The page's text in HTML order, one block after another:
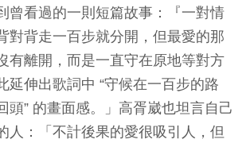
曾看過的一則短篇故事：『一對情
對背走一百步就分開，但最愛的那
有離開，而是一直守在原地等對方
延伸出歌詞中 “守候在一百步的路
頭” 的畫面感。」高胥崴也坦言自己
人：「不計後果的愛很吸引人，但